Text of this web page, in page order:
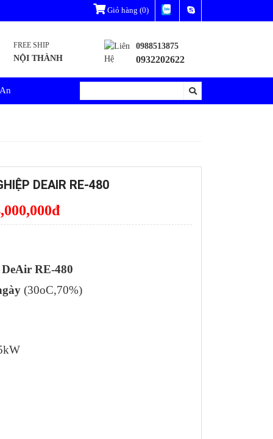
Giỏ hàng (0)
FREE SHIP
NỘI THÀNH
0988513875
0932202622
DEAIR RE-480
đ
RE-480
(30oC,70%)